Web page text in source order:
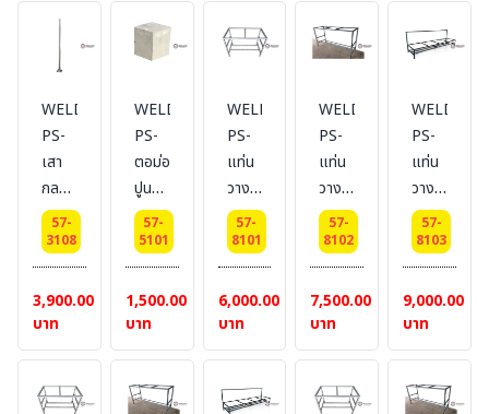
ภายนอก
สีบร
อนด์
1 นิ้ว
สูง 2
เมตร
+
เพลท
ขนาด
6x6
นิ้ว
สีบร
อนด์
1 นิ้ว
สูง
2.5
เมตร+เพลท
ขนาด
6x6
นิ้ว
สีบร
1 นิ้ว
สูง 3
เมตร
+
เพลท
ขนาด
6x6
นิ้ว
สีบร
อนด์
1 นิ้ว
สูง 4
เมตร
+
เพลท
ขนาด
6x6
นิ้ว
สีบร
อนด์
1 นิ้ว
สูง 5
เมตร
+
เพลท
ขนาด
6x6
นิ้ว
WELDING-
PS-
เสา
กลม
พ่นสี
รอง
พื้น
กัน
สนิม
พ่นสี
สีบร
57-
3108
3,900.00
บาท
WELDING-
PS-
ตอม่อ
ปูน
ขนาด
30x30x30
cm.
57-
5101
1,500.00
บาท
WELDING-
PS-
แท่น
วาง
ถัง
ขยะ
ขนาด
2
ช่อง
สำหรับ
40
57-
8101
6,000.00
บาท
WELDING-
PS-
แท่น
วาง
ถัง
ขยะ
ขนาด
3
ช่อง
สำหรับ
40
57-
8102
7,500.00
บาท
WELDING-
PS-
แท่น
วาง
ถัง
ขยะ
ขนาด
4
ช่อง
สำหรับ
40
57-
8103
9,000.00
บาท